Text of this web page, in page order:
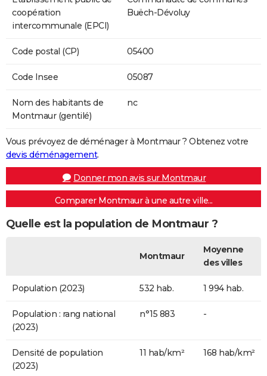
coopération
intercommunale (EPCI)
Buëch-Dévoluy
Code postal (CP) 05400
Code Insee 05087
Nom des habitants de
Montmaur (gentilé)
nc
Vous prévoyez de déménager à Montmaur ? Obtenez votre
devis déménagement.
Donner mon avis sur Montmaur
Comparer Montmaur à une autre ville...
Quelle est la population de Montmaur ?
Montmaur
Moyenne
des villes
Population (2023) 532 hab. 1 994 hab.
Population : rang national
(2023)
n°15 883 -
Densité de population
(2023)
11 hab/km² 168 hab/km²